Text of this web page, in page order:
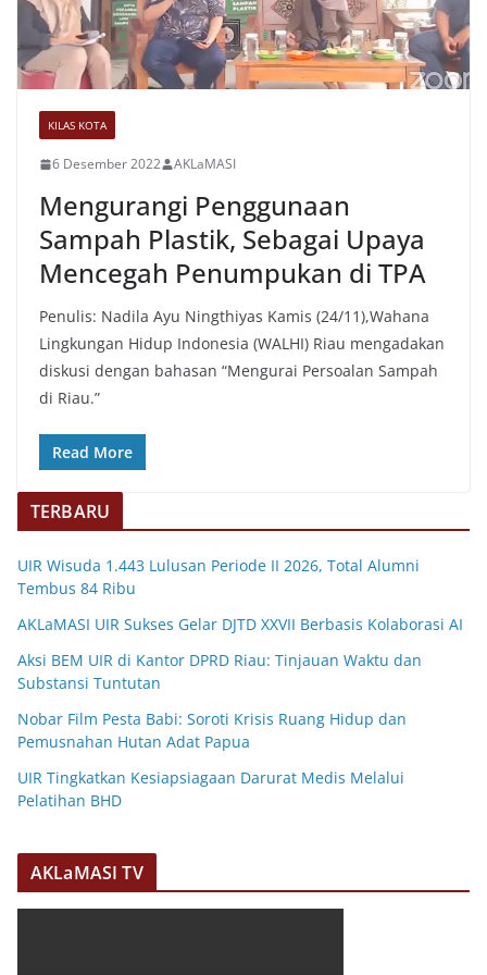
KILAS KOTA
6 Desember 2022 AKLaMASI
Mengurangi Penggunaan
Sampah Plastik, Sebagai Upaya
Mencegah Penumpukan di TPA
Penulis: Nadila Ayu Ningthiyas Kamis (24/11),Wahana
Lingkungan Hidup Indonesia (WALHI) Riau mengadakan
diskusi dengan bahasan “Mengurai Persoalan Sampah
di Riau.”
Read More
TERBARU
UIR Wisuda 1.443 Lulusan Periode II 2026, Total Alumni
Tembus 84 Ribu
AKLaMASI UIR Sukses Gelar DJTD XXVII Berbasis Kolaborasi AI
Aksi BEM UIR di Kantor DPRD Riau: Tinjauan Waktu dan
Substansi Tuntutan
Nobar Film Pesta Babi: Soroti Krisis Ruang Hidup dan
Pemusnahan Hutan Adat Papua
UIR Tingkatkan Kesiapsiagaan Darurat Medis Melalui
Pelatihan BHD
AKLaMASI TV